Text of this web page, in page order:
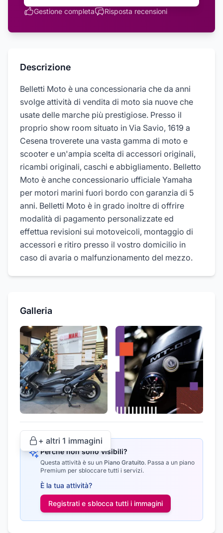
Gestione completa Risposta recensioni
Descrizione
Belletti Moto è una concessionaria che da anni
svolge attività di vendita di moto sia nuove che
usate delle marche più prestigiose. Presso il
proprio show room situato in Via Savio, 1619 a
Cesena troverete una vasta gamma di moto e
scooter e un'ampia scelta di accessori originali,
ricambi originali, caschi e abbigliamento. Belletto
Moto è anche concessionario ufficiale Yamaha
per motori marini fuori bordo con garanzia di 5
anni. Belletti Moto è in grado inoltre di offrire
modalità di pagamento personalizzate ed
effettua revisioni sui motoveicoli, montaggio di
accessori e ritiro presso il vostro domicilio in
caso di avaria o malfunzionamento del mezzo.
Galleria
+ altri 1 immagini
Perché non sono visibili?
Questa attività è su un Piano Gratuito. Passa a un piano
Premium per sbloccare tutti i servizi.
È la tua attività?
Registrati e sblocca tutti i immagini